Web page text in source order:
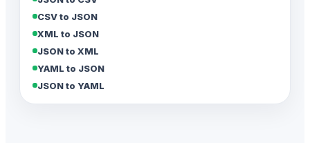
CSV to JSON
XML to JSON
JSON to XML
YAML to JSON
JSON to YAML